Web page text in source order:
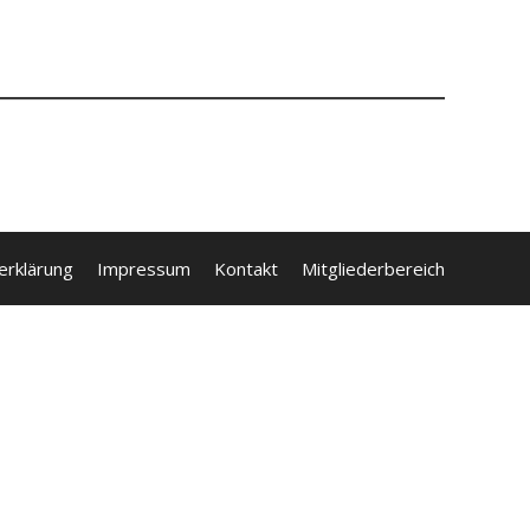
Impressum Kontakt Mitgliederbereich